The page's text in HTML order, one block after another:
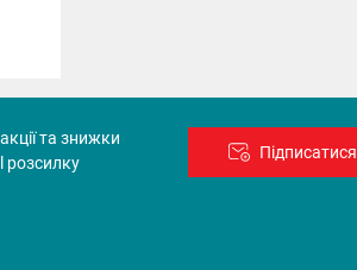
та знижки
розсилку
Підписатися